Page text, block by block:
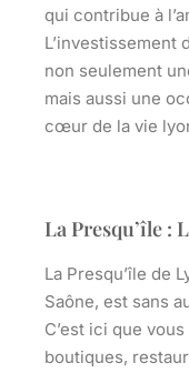
qui contribue à
L’investissement
non seulement
mais aussi une
cœur de la vie
La Presqu’île :
La Presqu’île de
Saône, est sans
C’est ici que
boutiques,